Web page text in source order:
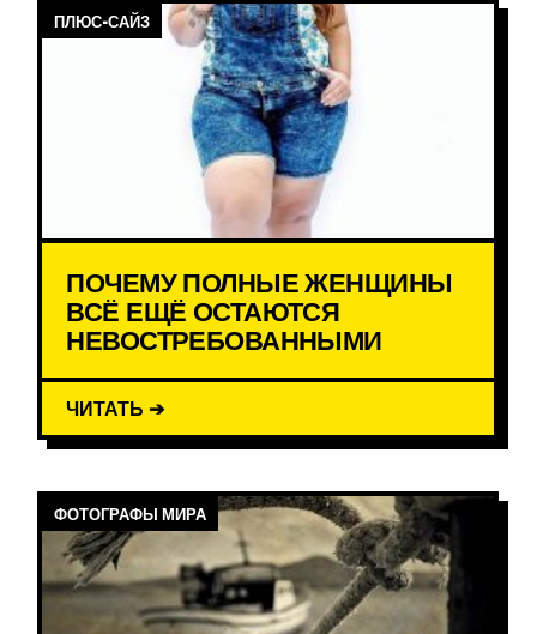
ПЛЮС-САЙЗ
ПОЧЕМУ ПОЛНЫЕ ЖЕНЩИНЫ
ВСЁ ЕЩЁ ОСТАЮТСЯ
НЕВОСТРЕБОВАННЫМИ
ЧИТАТЬ ➔
ФОТОГРАФЫ МИРА